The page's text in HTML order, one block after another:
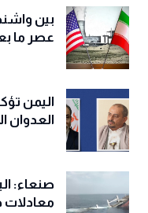
بين
عصر ما
اليمن
العدوان
صنعاء:
معادلات